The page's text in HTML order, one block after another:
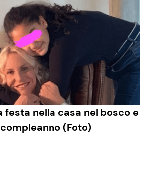
festa nella casa nel bosco e
(Foto)